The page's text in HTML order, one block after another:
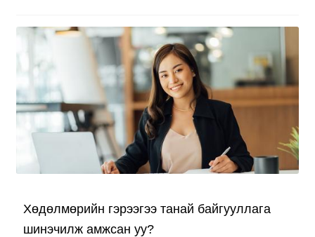
Журмууд​
Компанийн удирдлагын бичиг баримт
Нягтлан бодох бүртгэл
Санхүүгийн анхан шатны баримтуудын загвар
Сургалт
Түрээсийн гэрээ
Хөдөлмөрийн гэрээгээ танай байгууллага
шинэчилж амжсан уу?